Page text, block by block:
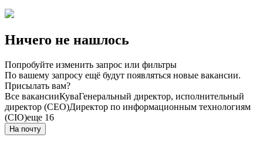
Ничего не нашлось
Попробуйте изменить запрос или фильтры
По вашему запросу ещё будут появляться новые вакансии.
Присылать вам?
Все вакансииКуваГенеральный директор, исполнительный
директор (CEO)Директор по информационным технологиям
(CIO)еще 16
На почту